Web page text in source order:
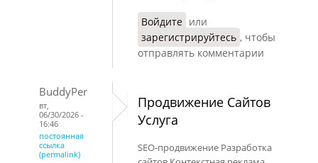
Войдите или
зарегистрируйтесь , чтобы
отправлять комментарии
BuddyPer
вт,
06/30/2026 -
16:46
постоянная
ссылка
(permalink)
Продвижение Сайтов
Услуга
SEO-продвижение Разработка